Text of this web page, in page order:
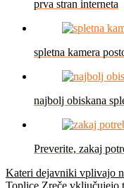
prva stran interneta
spletna kamera
najbolj obiskana
Preverite, zakaj
Navigacija
Kateri dejavniki vplivajo